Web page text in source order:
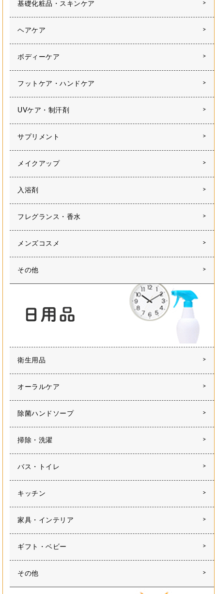
基礎化粧品・スキンケア
ヘアケア
ボディーケア
フットケア・ハンドケア
UVケア・制汗剤
サプリメント
メイクアップ
入浴剤
フレグランス・香水
メンズコスメ
その他
衛生用品
オーラルケア
除菌ハンドソープ
掃除・洗濯
バス・トイレ
キッチン
家具・インテリア
ギフト・ベビー
その他